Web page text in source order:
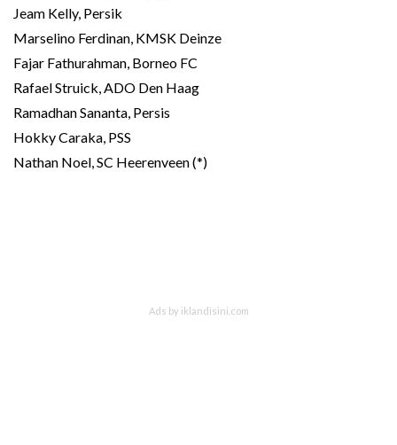
Jeam Kelly, Persik
Marselino Ferdinan, KMSK Deinze
Fajar Fathurahman, Borneo FC
Rafael Struick, ADO Den Haag
Ramadhan Sananta, Persis
Hokky Caraka, PSS
Nathan Noel, SC Heerenveen (*)